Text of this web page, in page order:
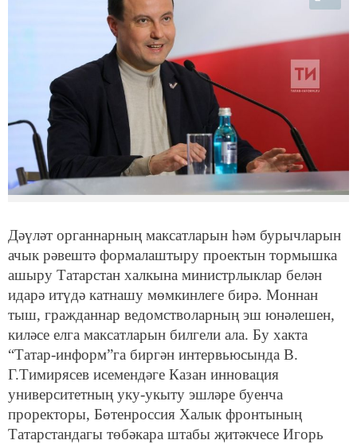
Дәүләт органнарның максатларын һәм бурычларын
ачык рәвештә формалаштыру проектын тормышка
ашыру Татарстан халкына министрлыклар белән
идарә итүдә катнашу мөмкинлеге бирә. Моннан
тыш, гражданнар ведомстволарның эш юнәлешен,
киләсе елга максатларын билгели ала. Бу хакта
“Татар-информ”га биргән интервьюсында В.
Г.Тимирясев исемендәге Казан инновация
университетның уку-укыту эшләре буенча
проректоры, Бөтенроссия Халык фронтының
Татарстандагы төбәкара штабы җитәкчесе Игорь